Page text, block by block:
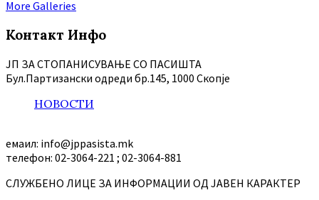
More Galleries
Контакт Инфо
ЈП ЗА СТОПАНИСУВАЊЕ СО ПАСИШТА
Бул.Партизански oдреди бр.145, 1000 Скопје
НОВОСТИ
емаил: info@jppasista.mk
телефон: 02-3064-221 ; 02-3064-881
СЛУЖБЕНО ЛИЦЕ ЗА ИНФОРМАЦИИ ОД ЈАВЕН КАРАКТЕР